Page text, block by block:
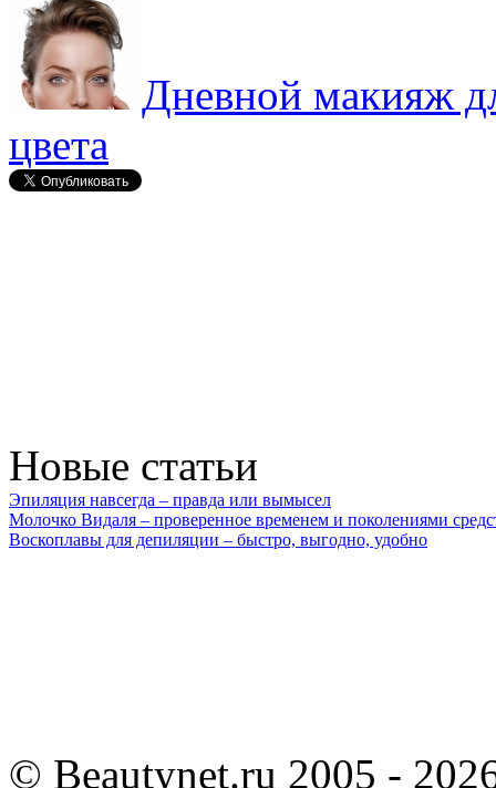
Дневной макияж
цвета
Новые статьи
Эпиляция навсегда – правда или вымысел
Молочко Видаля – проверенное временем и поколениями
Воскоплавы для депиляции – быстро, выгодно, удобно
© Beautynet.ru 2005 -